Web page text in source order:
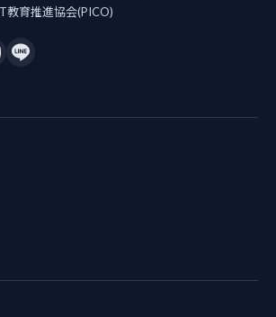
教育推進協会(PICO)